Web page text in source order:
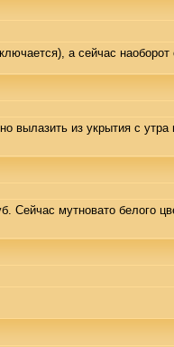
а сейчас наоборот
вылазить из укрытия с
Сейчас мутновато белого